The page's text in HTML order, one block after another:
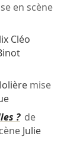
en scène
Cléo
mise
?de
Julie